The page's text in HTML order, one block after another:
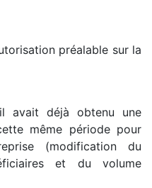
préalable sur la
avait déjà obtenu une
même période pour
(modification du
et du volume